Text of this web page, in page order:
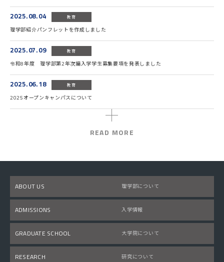
2025.08.04 教育
理学部紹介パンフレットを作成しました
2025.07.09 教育
令和8年度 理学部第2年次編入学学生募集要項を発表しました
2025.06.18 教育
2025オープンキャンパスについて
READ MORE
ABOUT US 理学部について
ADMISSIONS 入学情報
GRADUATE SCHOOL 大学院について
RESEARCH 研究について